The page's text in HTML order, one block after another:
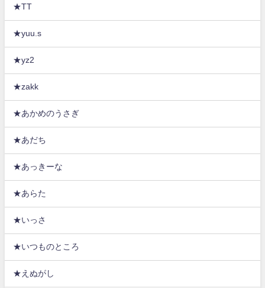
★TT
★yuu.s
★yz2
★zakk
★あかめのうさぎ
★あだち
★あっきーな
★あらた
★いっさ
★いつものところ
★えぬがし